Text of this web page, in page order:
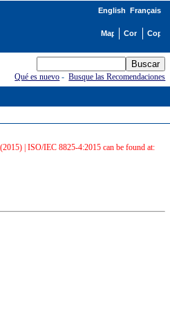
English Français
Qué es nuevo -Busque las Recomendaciones
| ISO/IEC 8825-4:2015 can be found at: